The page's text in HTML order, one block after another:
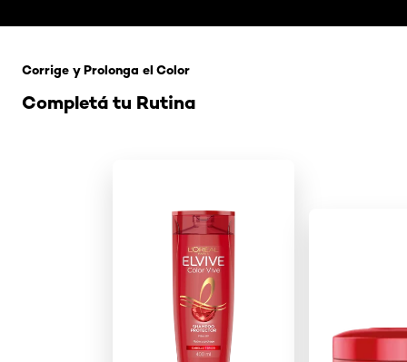
Completá tu Rutina
Corrige y Prolonga el Color